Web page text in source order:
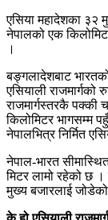
एसिया महादेशका ३२
नेपालको एक
।
बङ्गलादेशबाट
एसियाली राजमार्गको
राजमार्गस्तरकै पक्की
किलोमिटर भागसम्म
नेपालभित्र निर्मित
नेपाल-भारत
मिटर लामो रहेको छ
मुख्य बजारलाई